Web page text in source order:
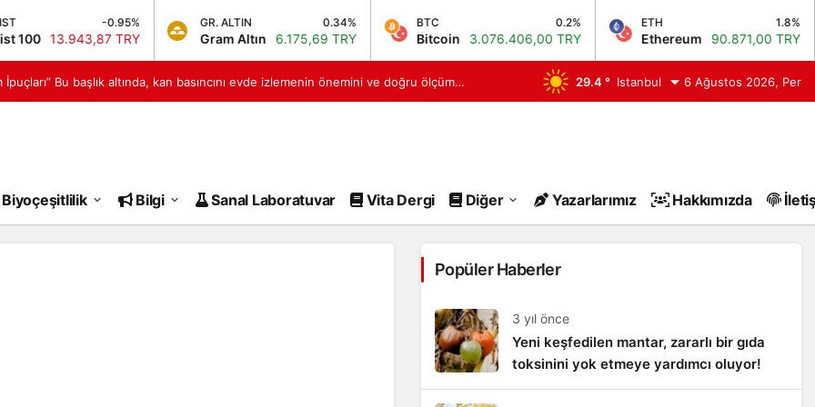
-0.95%
13.943,87 TRY
GR. ALTIN 0.34%
Gram Altın 6.175,69 TRY
BTC
Bitcoin 3.076.406,00 TRY
ETH
Ethereum 90.871,00 TRY
İpuçları” Bu başlık altında, kan basıncını evde izlemenin önemini ve doğru ölçüm 29.4 ° Istanbul 6 Ağustos 2026, Per
Bilgi Sanal Laboratuvar Vita Dergi Diğer Yazarlarımız Hakkımızda
Popüler Haberler
3 yıl önce
Yeni keşfedilen mantar, zararlı bir gıda
toksinini yok etmeye yardımcı oluyor!